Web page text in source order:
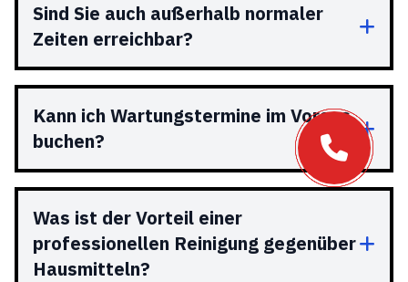
Sind Sie auch außerhalb normaler
Zeiten erreichbar?
Kann ich Wartungstermine im Voraus
buchen?
Was ist der Vorteil einer
professionellen Reinigung gegenüber
Hausmitteln?